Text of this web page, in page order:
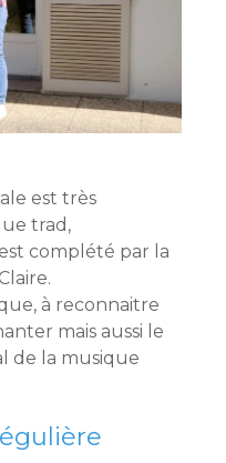
est très
trad,
complété par la
à reconnaitre
mais aussi le
de la musique